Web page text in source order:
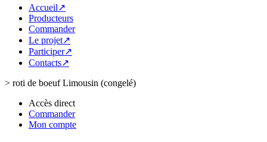
Accueil↗
Producteurs
Commander
Le projet↗
Participer↗
Contacts↗
> roti de boeuf Limousin (congelé)
Accès direct
Commander
Mon compte